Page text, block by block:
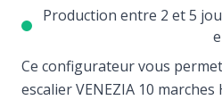
Production entre 2 et 5
Ce configurateur vous
escalier VENEZIA 10